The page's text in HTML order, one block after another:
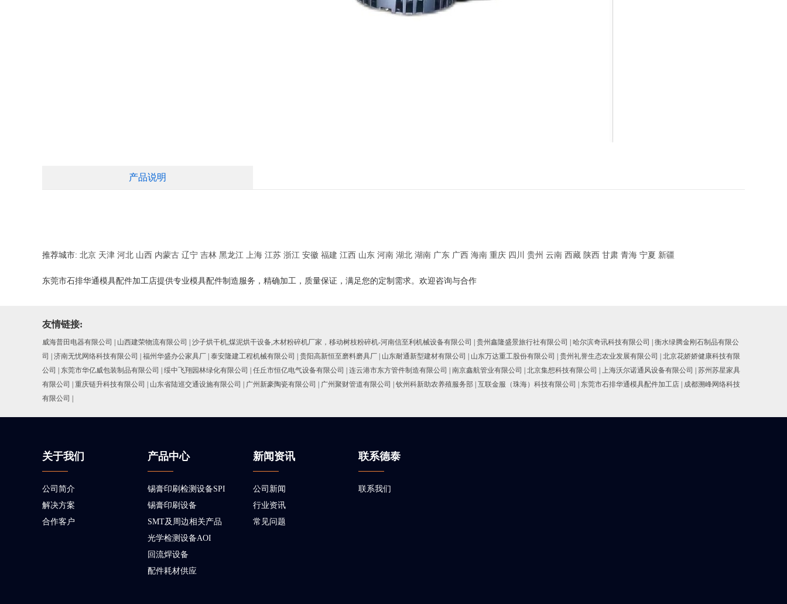
产品说明
推荐城市: 北京 天津 河北 山西 内蒙古 辽宁 吉林 黑龙江 上海 江苏 浙江 安徽 福建 江西 山东 河南 湖北 湖南 广东 广西 海南 重庆 四川 贵州 云南 西藏 陕西 甘肃 青海 宁夏 新疆
东莞市石排华通模具配件加工店提供专业模具配件制造服务，精确加工，质量保证，满足您的定制需求。欢迎咨询与合作
友情链接:
威海普田电器有限公司 山西建荣物流有限公司 沙子烘干机,煤泥烘干设备,木材粉碎机厂家，移动树枝粉碎机-河南信至利机械设备有限公司 贵州鑫隆盛景旅行社有限公司 哈尔滨奇讯科技有限公司
衡水绿腾金刚石制品有限公
司
济南无忧网络科技有限公司 福州华盛办公家具厂 泰安隆建工程机械有限公司 贵阳高新恒至磨料磨具厂 山东耐通新型建材有限公司 山东万达重工股份有限公司 贵州礼誉生态农业发展有限公司
北京花娇娇健康科技有限
公司
东莞市华亿威包装制品有限公司 绥中飞翔园林绿化有限公司 任丘市恒亿电气设备有限公司 连云港市东方管件制造有限公司 南京鑫航管业有限公司 北京集想科技有限公司 上海沃尔诺通风设备有限公司
苏州苏星家具
有限公司
重庆链升科技有限公司 山东省陆巡交通设施有限公司 广州新豪陶瓷有限公司 广州聚财管道有限公司 钦州科新助农养殖服务部 互联金服（珠海）科技有限公司 东莞市石排华通模具配件加工店
成都溯峰网络科技
有限公司
关于我们
公司简介
解决方案
合作客户
产品中心
锡膏印刷检测设备SPI
锡膏印刷设备
SMT及周边相关产品
光学检测设备AOI
回流焊设备
配件耗材供应
新闻资讯
公司新闻
行业资讯
常见问题
联系德泰
联系我们